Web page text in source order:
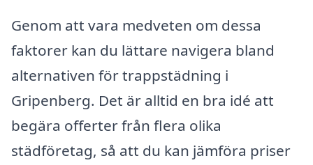
Genom att vara medveten om dessa
faktorer kan du lättare navigera bland
alternativen för trappstädning i
Gripenberg. Det är alltid en bra idé att
begära offerter från flera olika
städföretag, så att du kan jämföra priser